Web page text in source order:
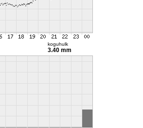
koguhulk
3.40 mm